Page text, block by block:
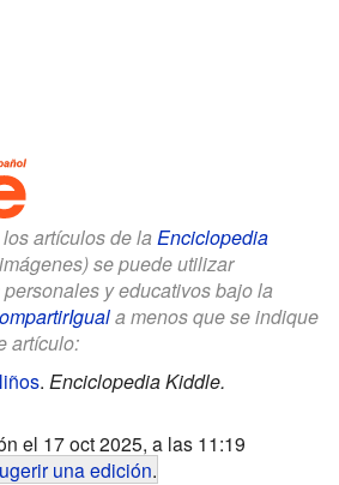
artículos de la Enciclopedia
se puede utilizar
y educativos bajo la
a menos que se indique
artículo:
. Enciclopedia Kiddle.
el 17 oct 2025, a las 11:19
una edición.